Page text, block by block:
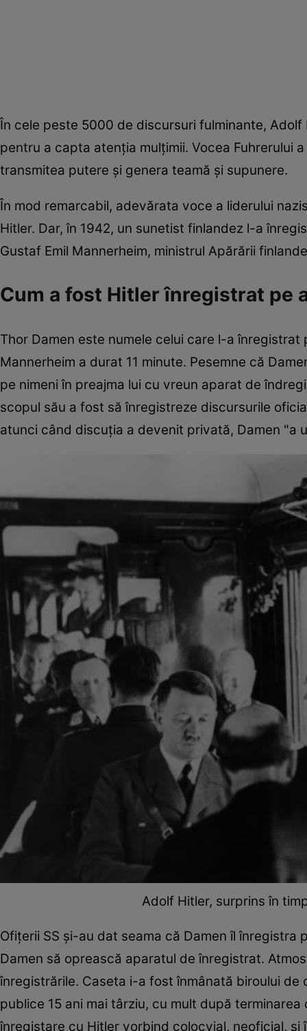
În cele peste 5000 de discursuri fulminante,
pentru a capta atenția mulțimii. Vocea Fuhrerului
transmitea putere și genera teamă și supunere.
În mod remarcabil, adevărata voce a liderului
Hitler. Dar, în 1942, un sunetist finlandez l-a
Gustaf Emil Mannerheim, ministrul Apărării
Cum a fost Hitler înregistrat pe
Thor Damen este numele celui care l-a
Mannerheim a durat 11 minute. Pesemne că
pe nimeni în preajma lui cu vreun aparat de
scopul său a fost să înregistreze discursurile
atunci când discuția a devenit privată, Damen "a
Adolf Hitler, surprins în
Ofițerii SS și-au dat seama că Damen îl
Damen să oprească aparatul de înregistrat.
înregistrările. Caseta i-a fost înmânată biroului
publice 15 ani mai târziu, cu mult după
înregistare cu Hitler vorbind colocvial, neoficial,